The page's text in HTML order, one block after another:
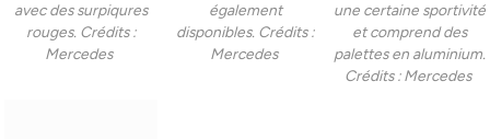
avec des surpiqures
rouges. Crédits :
Mercedes
également
disponibles. Crédits :
Mercedes
une certaine sportivité
et comprend des
palettes en aluminium.
Crédits : Mercedes